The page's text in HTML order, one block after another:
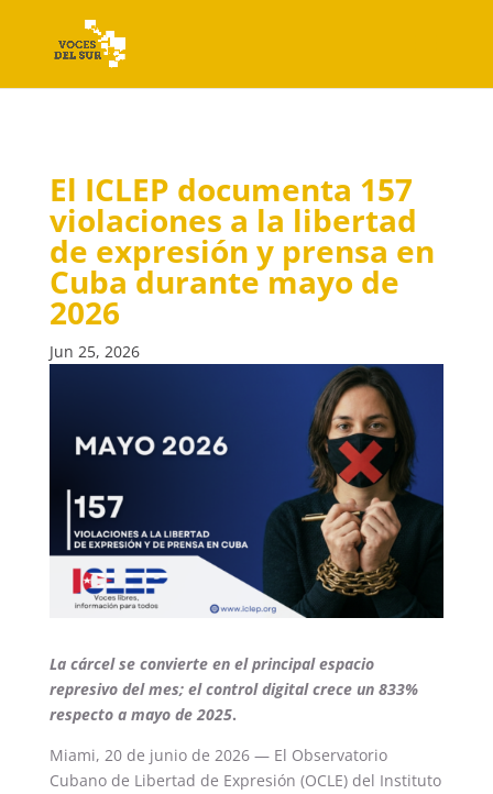
El ICLEP documenta 157
violaciones a la libertad
de expresión y prensa en
Cuba durante mayo de
2026
Jun 25, 2026
La cárcel se convierte en el principal espacio
represivo del mes; el control digital crece un 833%
respecto a mayo de 2025.
Miami, 20 de junio de 2026 — El Observatorio
Cubano de Libertad de Expresión (OCLE) del Instituto